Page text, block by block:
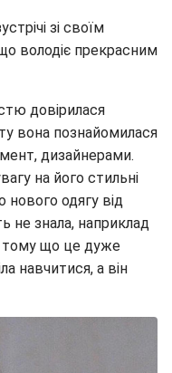
зі своїм
володіє прекрасним
довірилася
вона познайомилася
дизайнерами.
на його стильні
нового одягу від
не знала, наприклад
тому що це дуже
навчитися, а він